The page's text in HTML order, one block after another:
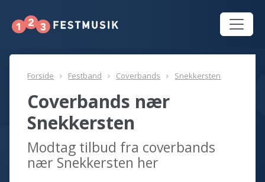
Forside Festband Coverbands Snekkersten
Coverbands nær
Snekkersten
Modtag tilbud fra coverbands
nær Snekkersten her